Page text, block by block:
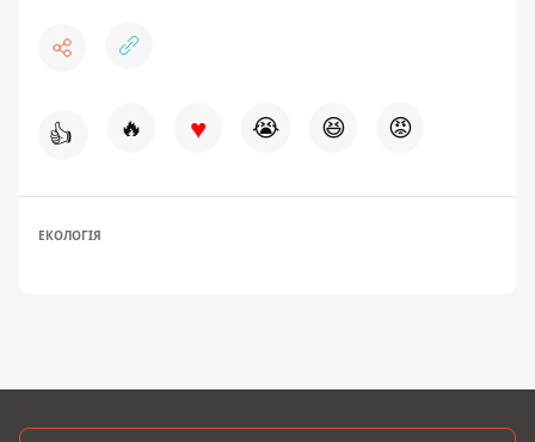
👍 🔥 ♥ 😭 😆 😡
ЕКОЛОГІЯ